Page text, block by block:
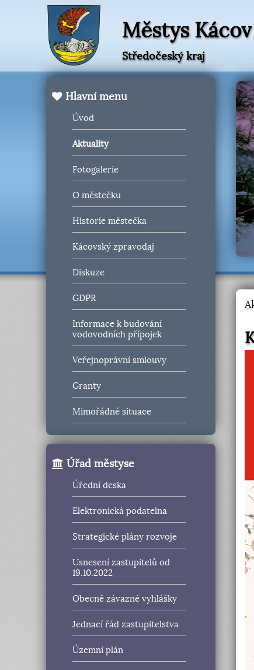
Městys Kácov
Středočeský kraj
Hlavní menu
Úvod
Aktuality
Fotogalerie
O městečku
Historie městečka
Kácovský zpravodaj
Diskuze
GDPR
Informace k budování
vodovodních přípojek
Veřejnoprávní smlouvy
Granty
Mimořádné situace
Úřad městyse
Úřední deska
Elektronická podatelna
Strategické plány rozvoje
Usnesení zastupitelů od
19.10.2022
Obecně závazné vyhlášky
Jednací řád zastupitelstva
Územní plán